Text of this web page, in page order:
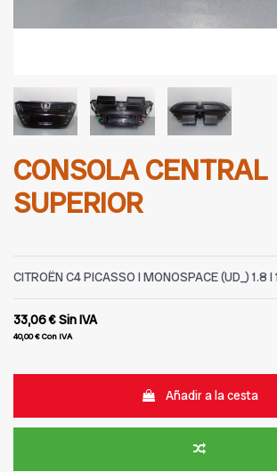
CONSOLA CENTRAL
SUPERIOR
CITROËN C4 PICASSO I MONOSPACE (UD_) 1.8 I
33,06 €Sin IVA
40,00 €Con IVA
Añadir a la cesta